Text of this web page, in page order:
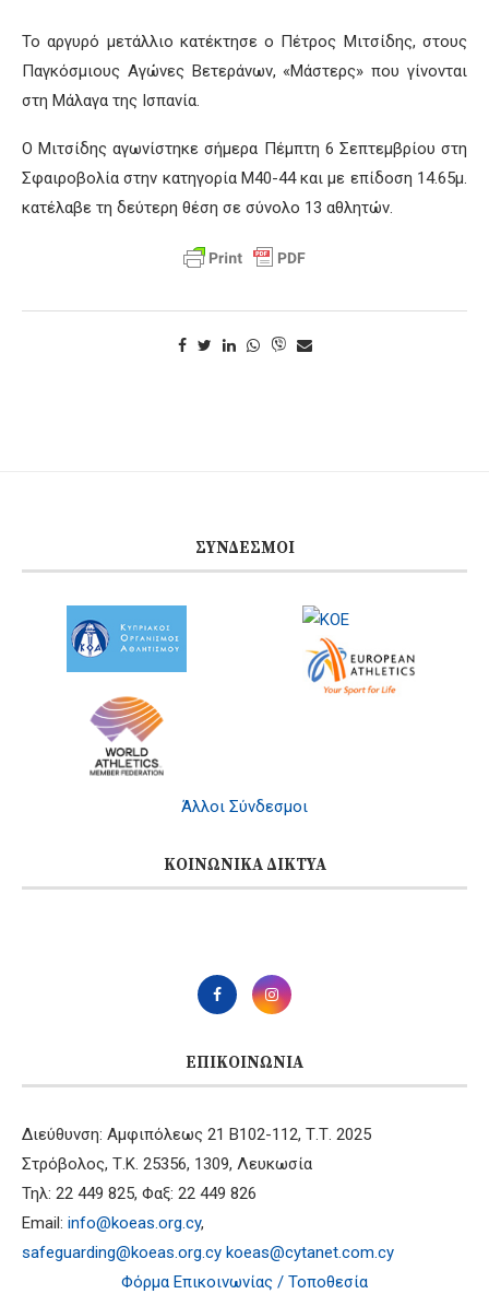
Το αργυρό μετάλλιο κατέκτησε ο Πέτρος Μιτσίδης, στους
Παγκόσμιους Αγώνες Βετεράνων, «Μάστερς» που γίνονται
στη Μάλαγα της Ισπανία.
Ο Μιτσίδης αγωνίστηκε σήμερα Πέμπτη 6 Σεπτεμβρίου στη
Σφαιροβολία στην κατηγορία Μ40-44 και με επίδοση 14.65μ.
κατέλαβε τη δεύτερη θέση σε σύνολο 13 αθλητών.
ΣΎΝΔΕΣΜΟΙ
Άλλοι Σύνδεσμοι
ΚΟΙΝΩΝΙΚΆ ΔΊΚΤΥΑ
ΕΠΙΚΟΙΝΩΝΊΑ
Διεύθυνση: Αμφιπόλεως 21 B102-112, Τ.Τ. 2025
Στρόβολος, Τ.Κ. 25356, 1309, Λευκωσία
Τηλ: 22 449 825, Φαξ: 22 449 826
Email: info@koeas.org.cy,
safeguarding@koeas.org.cy koeas@cytanet.com.cy
Φόρμα Επικοινωνίας / Τοποθεσία